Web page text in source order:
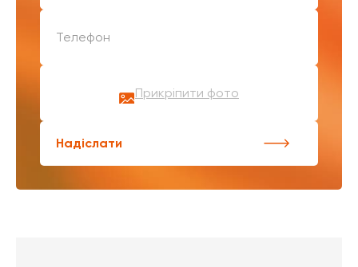
Прикріпити фото
Надіслати